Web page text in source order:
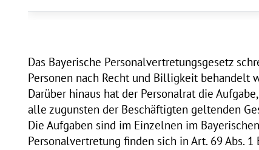
Das Bayerische Personalvertretungsgesetz
Personen nach Recht und Billigkeit behandelt
Darüber hinaus hat der Personalrat die
alle zugunsten der Beschäftigten geltenden
Die Aufgaben sind im Einzelnen im
Personalvertretung finden sich in Art. 69 Abs. 1